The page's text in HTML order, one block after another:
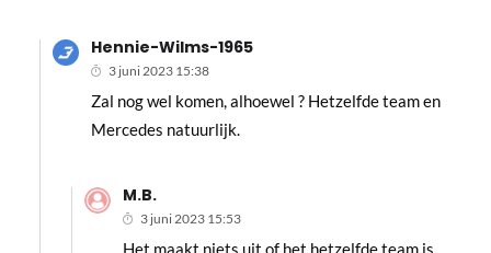
Hennie-Wilms-1965
3 juni 2023 15:38
Zal nog wel komen, alhoewel ? Hetzelfde team en
Mercedes natuurlijk.
M.B.
3 juni 2023 15:53
Het maakt niets uit of het hetzelfde team is,